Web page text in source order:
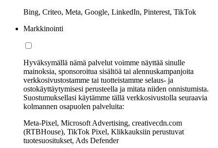
Bing, Criteo, Meta, Google, LinkedIn, Pinterest, TikTok
Markkinointi
Hyväksymällä nämä palvelut voimme näyttää sinulle
mainoksia, sponsoroitua sisältöä tai alennuskampanjoita
verkkosivustostamme tai tuotteistamme selaus- ja
ostokäyttäytymisesi perusteella ja mitata niiden onnistumista.
Suostumuksellasi käytämme tällä verkkosivustolla seuraavia
kolmannen osapuolen palveluita:
Meta-Pixel, Microsoft Advertising, creativecdn.com
(RTBHouse), TikTok Pixel, Klikkauksiin perustuvat
tuotesuositukset, Ads Defender